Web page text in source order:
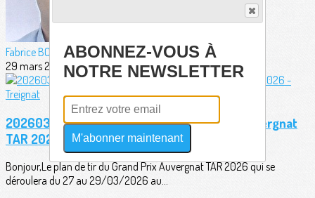
Fabrice BORDERIE
29 mars 2026
20260323 - Plan de tir officiel Grand Prix Auvergnat
TAR 2026 - Treignat
Bonjour,Le plan de tir du Grand Prix Auvergnat TAR 2026 qui se
déroulera du 27 au 29/03/2026 au...
ABONNEZ-VOUS À
NOTRE NEWSLETTER
M'abonner maintenant